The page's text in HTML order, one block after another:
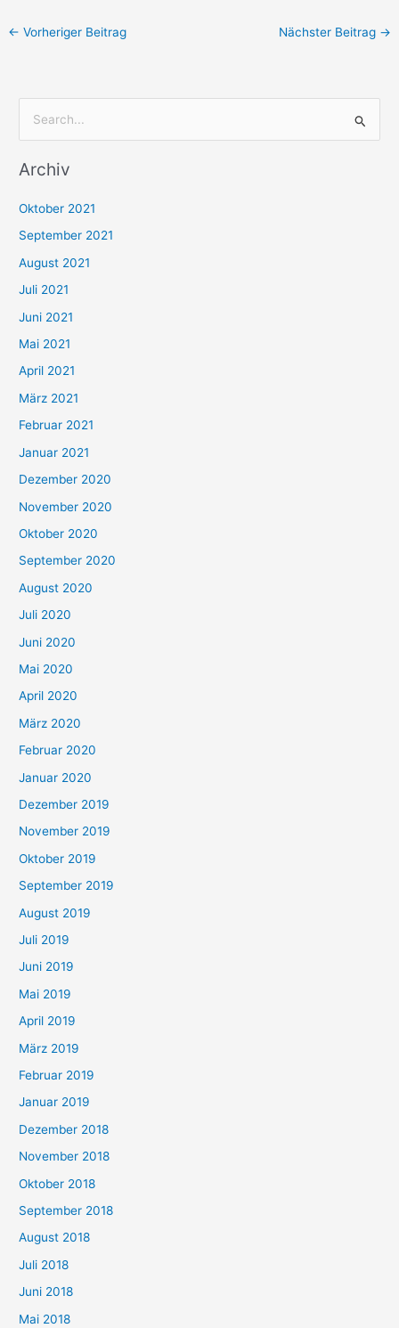
← Vorheriger Beitrag Nächster Beitrag →
c
n
n
a
c
h
:
Archiv
Oktober 2021
September 2021
August 2021
Juli 2021
Juni 2021
Mai 2021
April 2021
März 2021
Februar 2021
Januar 2021
Dezember 2020
November 2020
Oktober 2020
September 2020
August 2020
Juli 2020
Juni 2020
Mai 2020
April 2020
März 2020
Februar 2020
Januar 2020
Dezember 2019
November 2019
Oktober 2019
September 2019
August 2019
Juli 2019
Juni 2019
Mai 2019
April 2019
März 2019
Februar 2019
Januar 2019
Dezember 2018
November 2018
Oktober 2018
September 2018
August 2018
Juli 2018
Juni 2018
Mai 2018